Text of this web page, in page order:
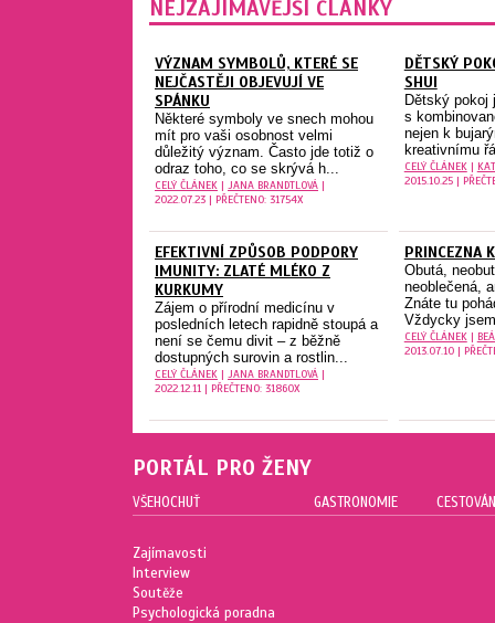
NEJZAJÍMAVĚJŠÍ ČLÁNKY
VÝZNAM SYMBOLŮ, KTERÉ SE
NEJČASTĚJI OBJEVUJÍ VE
SPÁNKU
Některé symboly ve snech mohou
mít pro vaši osobnost velmi
důležitý význam. Často jde totiž o
odraz toho, co se skrývá h...
CELÝ ČLÁNEK | JANA BRANDTLOVÁ |
2022.07.23 | PŘEČTENO: 31754X
DĚTSKÝ
SHUI
Dětský pokoj
s
nejen k
kreativnímu
CELÝ ČLÁNEK|
2015.10.25 |
EFEKTIVNÍ ZPŮSOB PODPORY
IMUNITY: ZLATÉ MLÉKO Z
KURKUMY
Zájem o přírodní medicínu v
posledních letech rapidně stoupá a
není se čemu divit – z běžně
dostupných surovin a rostlin...
CELÝ ČLÁNEK | JANA BRANDTLOVÁ |
2022.12.11 | PŘEČTENO: 31860X
PRINCEZNA
Obutá,
neoblečená,
Znáte tu
Vždycky
CELÝ ČLÁNEK|
2013.07.10 |
PORTÁL PRO ŽENY
VŠEHOCHUŤ
Zajímavosti
Interview
Soutěže
Psychologická poradna
GASTRONOMIE